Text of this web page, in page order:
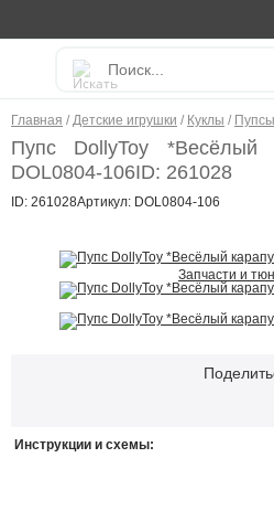
Главная / Детские игрушки / Куклы / Пупсы
Пупс DollyToy
DOL0804-106ID: 261028
ID: 261028Артикул: DOL0804-106
Запчасти и
Инструкции и схемы: